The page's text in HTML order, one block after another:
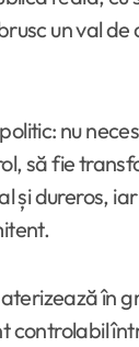
un val
nu
să fie
și dureros,
în